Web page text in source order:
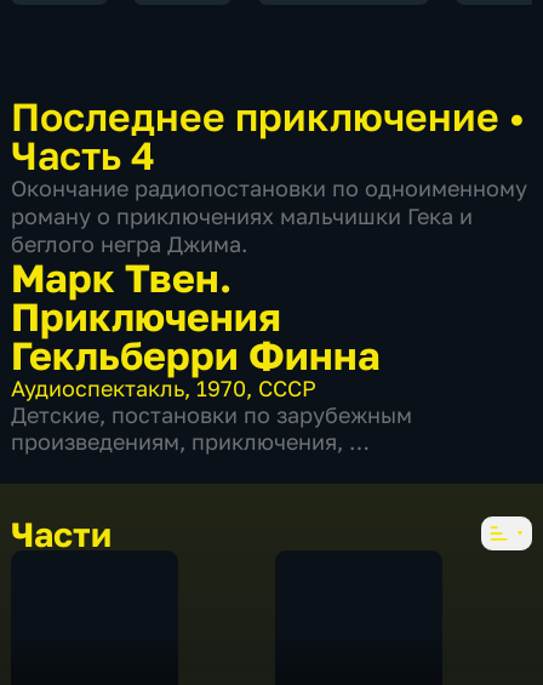
Последнее приключение •
Часть 4
Окончание радиопостановки по одноименному
роману о приключениях мальчишки Гека и
беглого негра Джима.
Марк Твен.
Приключения
Гекльберри Финна
Аудиоспектакль, 1970, СССР
Детские, постановки по зарубежным
произведениям, приключения,
Части